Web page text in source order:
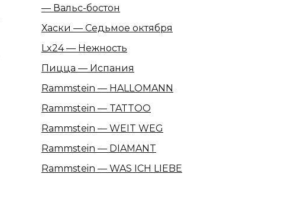
— Вальс-бостон
Хаски — Седьмое октября
Lx24 — Нежность
Пицца — Испания
Rammstein — HALLOMANN
Rammstein — TATTOO
Rammstein — WEIT WEG
Rammstein — DIAMANT
Rammstein — WAS ICH LIEBE